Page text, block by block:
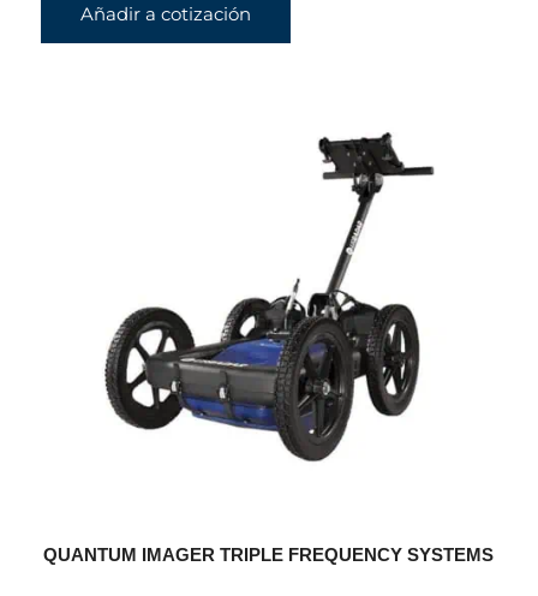
Añadir a cotización
QUANTUM IMAGER TRIPLE FREQUENCY SYSTEMS